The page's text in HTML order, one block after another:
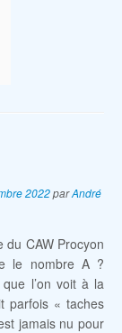
2022parAndré
CAW Procyon
le nombre A ?
l’on voit à la
parfois « taches
jamais nu pour